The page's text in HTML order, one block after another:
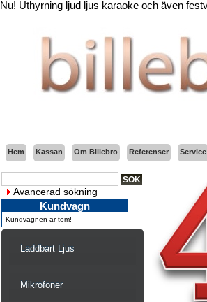
Nu! Uthyrning ljud ljus karaoke och även
Hem Kassan Om Billebro Referenser Service
Avancerad sökning
Kundvagn
Kundvagnen är tom!
Laddbart Ljus
Mikrofoner